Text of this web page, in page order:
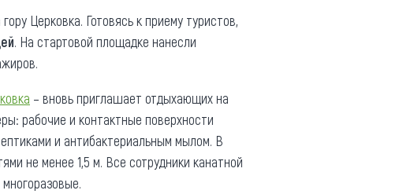
гору Церковка. Готовясь к приему туристов,
. На стартовой площадке нанесли
– вновь приглашает отдыхающих на
рабочие и контактные поверхности
и антибактериальным мылом. В
не менее 1,5 м. Все сотрудники канатной